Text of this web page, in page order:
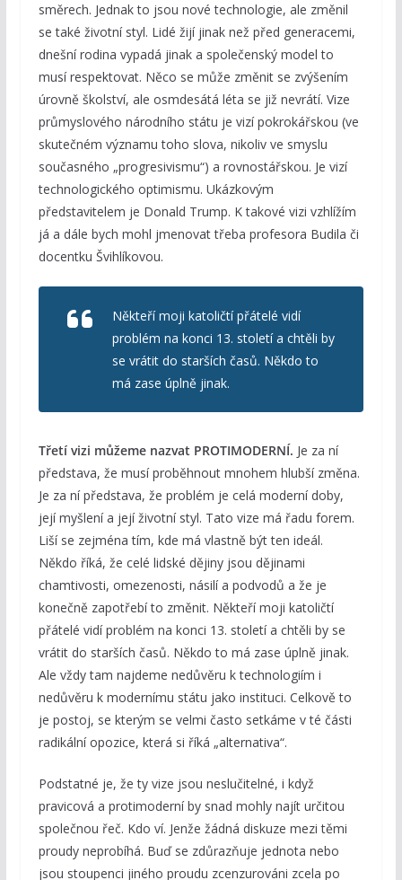
směrech. Jednak to jsou nové technologie, ale změnil
se také životní styl. Lidé žijí jinak než před generacemi,
dnešní rodina vypadá jinak a společenský model to
musí respektovat. Něco se může změnit se zvýšením
úrovně školství, ale osmdesátá léta se již nevrátí. Vize
průmyslového národního státu je vizí pokrokářskou (ve
skutečném významu toho slova, nikoliv ve smyslu
současného „progresivismu“) a rovnostářskou. Je vizí
technologického optimismu. Ukázkovým
představitelem je Donald Trump. K takové vizi vzhlížím
já a dále bych mohl jmenovat třeba profesora Budila či
docentku Švihlíkovou.
Někteří moji katoličtí přátelé vidí
problém na konci 13. století a chtěli by
se vrátit do starších časů. Někdo to
má zase úplně jinak.
Třetí vizi můžeme nazvat PROTIMODERNÍ. Je za ní
představa, že musí proběhnout mnohem hlubší změna.
Je za ní představa, že problém je celá moderní doby,
její myšlení a její životní styl. Tato vize má řadu forem.
Liší se zejména tím, kde má vlastně být ten ideál.
Někdo říká, že celé lidské dějiny jsou dějinami
chamtivosti, omezenosti, násilí a podvodů a že je
konečně zapotřebí to změnit. Někteří moji katoličtí
přátelé vidí problém na konci 13. století a chtěli by se
vrátit do starších časů. Někdo to má zase úplně jinak.
Ale vždy tam najdeme nedůvěru k technologiím i
nedůvěru k modernímu státu jako instituci. Celkově to
je postoj, se kterým se velmi často setkáme v té části
radikální opozice, která si říká „alternativa“.
Podstatné je, že ty vize jsou neslučitelné, i když
pravicová a protimoderní by snad mohly najít určitou
společnou řeč. Kdo ví. Jenže žádná diskuze mezi těmi
proudy neprobíhá. Buď se zdůrazňuje jednota nebo
jsou stoupenci jiného proudu zcenzurováni zcela po